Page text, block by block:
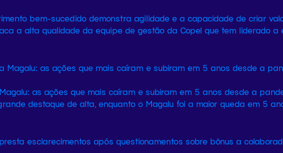
bem-sucedido demonstra agilidade e a capacidade de criar
a alta qualidade da equipe de gestão da Copel que tem liderado
as ações que mais caíram e subiram em 5 anos desde a
destaque de alta, enquanto o Magalu foi a maior queda em 5